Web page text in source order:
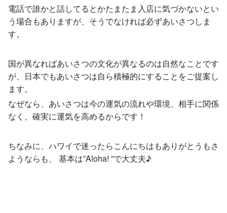
電話で誰かと話してるとかたまたま入店に気づかないとい
う場合もありますが、そうでなければ必ずあいさつしま
す。
国が異なればあいさつの文化が異なるのは自然なことです
が、日本でもあいさつは自ら積極的にすることをご提案し
ます。
なぜなら、あいさつは今の運気の流れや環境、相手に関係
なく、確実に運気を高めるからです！
ちなみに、ハワイで迷ったらこんにちはもありがとうもさ
ようならも、 基本は”Aloha! ”で大丈夫♪